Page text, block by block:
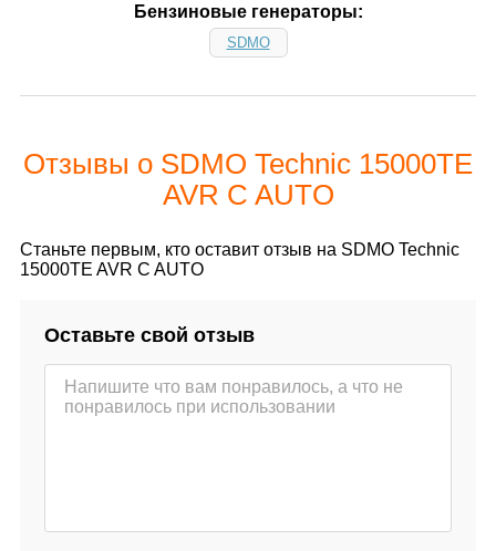
Бензиновые генераторы:
SDMO
Отзывы о SDMO Technic 15000TE
AVR C AUTO
Станьте первым, кто оставит отзыв на SDMO Technic
15000TE AVR C AUTO
Оставьте свой отзыв